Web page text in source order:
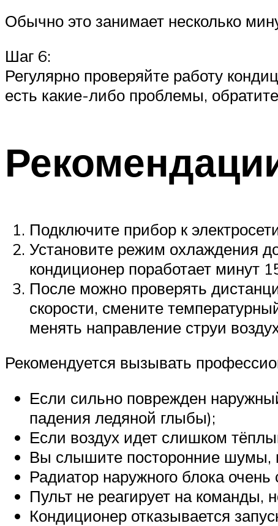
Обычно это занимает несколько
Шаг 6:
Регулярно проверяйте работу
есть какие-либо проблемы,
Подключите прибор к
Установите режим охлаждения
кондиционер поработает минут
После можно проверять
скорости, смените
менять направление струи
Рекомендуется вызывать
Если сильно поврежден
падения ледяной глыбы);
Если воздух идет слишком
Вы слышите посторонние шумы,
Радиатор наружного блока очень
Пульт не реагирует на команды,
Кондиционер отказывается